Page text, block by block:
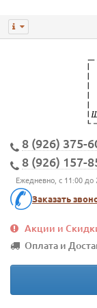
8 (926) 375-
8 (926) 157-
Ежедневно, с 11:00 до
Заказать
Акции и
Оплата и